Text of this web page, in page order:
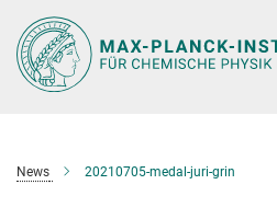
Hauptinhalt
News 20210705-medal-juri-grin